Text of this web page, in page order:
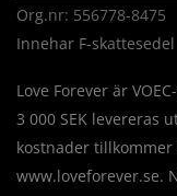
Org.nr: 556778-8475
Innehar F-skattesedel
Love Forever är
3 000 SEK levereras
kostnader
www.loveforever.se.